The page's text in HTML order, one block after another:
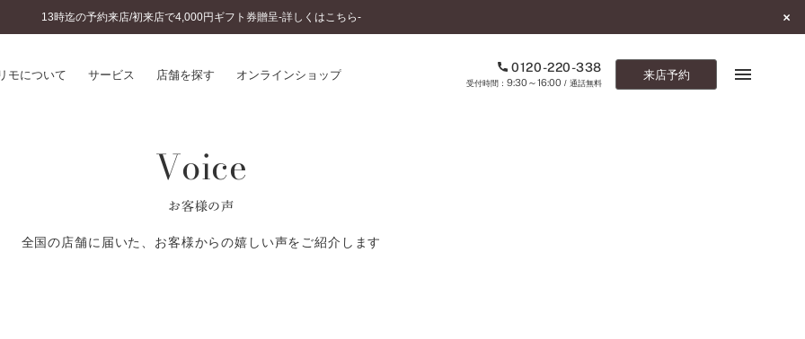
13時迄の予約来店/初来店で4,000円ギフト券贈呈-詳しくはこちら-
モについて サービス 店舗を探す オンラインショップ 0120-220-338
9:30～16:00/ 通話無料
来店予約
のこだわり
婚約指輪とは
結婚指輪とは
セットリングとは
Voice
お客様の声
全国の店舗に届いた、お客様からの嬉しい声をご紹介します